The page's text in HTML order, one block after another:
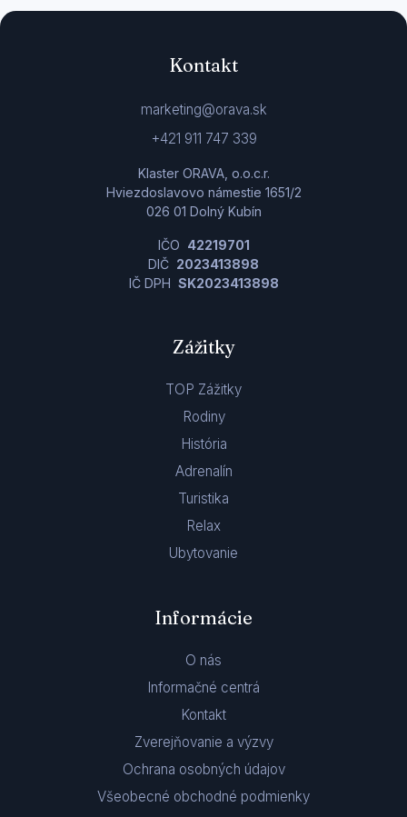
Kontakt
marketing@orava.sk
+421 911 747 339
Klaster ORAVA, o.o.c.r.
Hviezdoslavovo námestie 1651/2
026 01 Dolný Kubín
IČO 42219701
DIČ 2023413898
IČ DPH SK2023413898
Zážitky
TOP Zážitky
Rodiny
História
Adrenalín
Turistika
Relax
Ubytovanie
Informácie
O nás
Informačné centrá
Kontakt
Zverejňovanie a výzvy
Ochrana osobných údajov
Všeobecné obchodné podmienky